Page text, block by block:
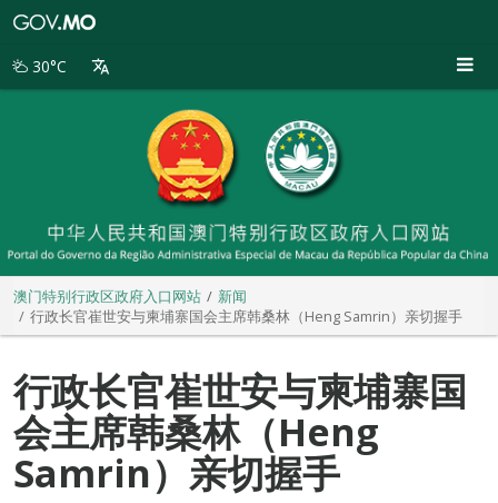
别
30°C
澳门特别行政区政府入口网站
新闻
行政长官崔世安与柬埔寨国会主席韩桑林（Heng Samrin）亲切握手
行政长官崔世安与柬埔寨国
会主席韩桑林（Heng
Samrin）亲切握手